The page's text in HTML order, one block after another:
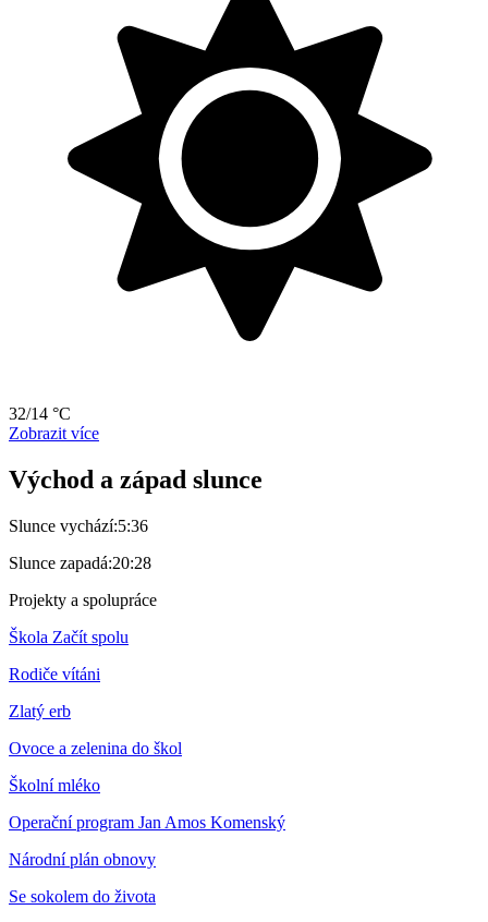
32/14 °C
Zobrazit více
Východ a západ slunce
Slunce vychází:5:36
Slunce zapadá:20:28
Projekty a spolupráce
Škola Začít spolu
Rodiče vítáni
Zlatý erb
Ovoce a zelenina do škol
Školní mléko
Operační program Jan Amos Komenský
Národní plán obnovy
Se sokolem do života